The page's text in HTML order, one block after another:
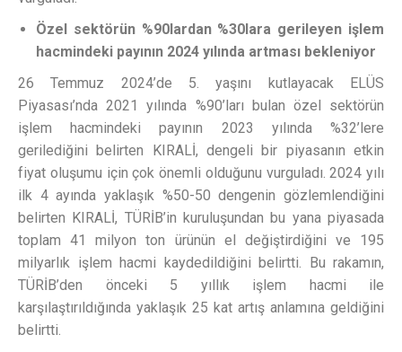
Özel sektörün %90lardan %30lara gerileyen işlem
hacmindeki payının 2024 yılında artması bekleniyor
26 Temmuz 2024’de 5. yaşını kutlayacak ELÜS
Piyasası’nda 2021 yılında %90’ları bulan özel sektörün
işlem hacmindeki payının 2023 yılında %32’lere
gerilediğini belirten KIRALİ, dengeli bir piyasanın etkin
fiyat oluşumu için çok önemli olduğunu vurguladı. 2024 yılı
ilk 4 ayında yaklaşık %50-50 dengenin gözlemlendiğini
belirten KIRALİ, TÜRİB’in kuruluşundan bu yana piyasada
toplam 41 milyon ton ürünün el değiştirdiğini ve 195
milyarlık işlem hacmi kaydedildiğini belirtti. Bu rakamın,
TÜRİB’den önceki 5 yıllık işlem hacmi ile
karşılaştırıldığında yaklaşık 25 kat artış anlamına geldiğini
belirtti.